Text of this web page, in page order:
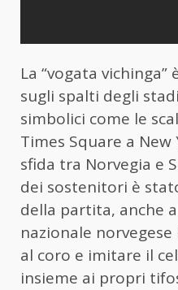
La “vogata
sugli spalti degli
simbolici come le
Times Square a
sfida tra Norvegia e
dei sostenitori è
della partita, anche
nazionale
al coro e imitare il
insieme ai propri